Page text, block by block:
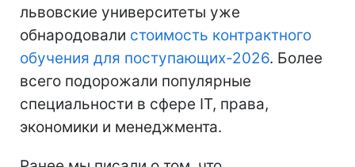
львовские университеты уже
обнародовали стоимость контрактного
обучения для поступающих-2026. Более
всего подорожали популярные
специальности в сфере ІТ, права,
экономики и менеджмента.